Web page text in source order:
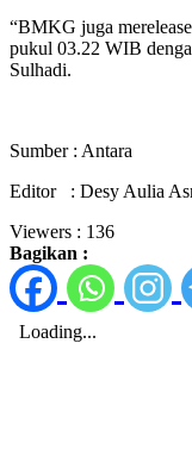
“BMKG juga
pukul 03.22 WIB
Sulhadi.
Sumber : Antara
Editor : Desy Aulia
Viewers : 136
Bagikan :